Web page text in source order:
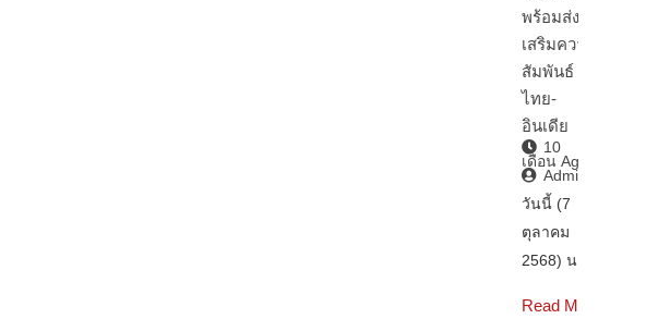
พร้อมส่ง
เสริมความ
สัมพันธ์
ไทย-
อินเดีย
10
เดือน Ago
Admin2
วันนี้ (7
ตุลาคม
2568) นา…
Read More